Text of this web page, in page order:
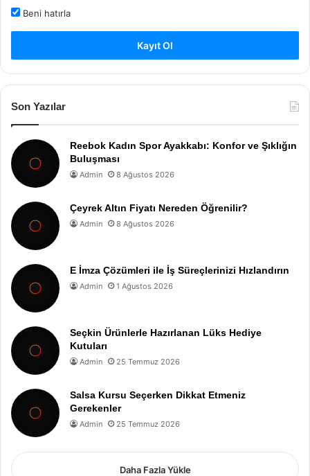
Beni hatırla
Kayıt Ol
Son Yazılar
Reebok Kadın Spor Ayakkabı: Konfor ve Şıklığın
Buluşması
Admin 8 Ağustos 2026
Çeyrek Altın Fiyatı Nereden Öğrenilir?
Admin 8 Ağustos 2026
E İmza Çözümleri ile İş Süreçlerinizi Hızlandırın
Admin 1 Ağustos 2026
Seçkin Ürünlerle Hazırlanan Lüks Hediye
Kutuları
Admin 25 Temmuz 2026
Salsa Kursu Seçerken Dikkat Etmeniz
Gerekenler
Admin 25 Temmuz 2026
Daha Fazla Yükle